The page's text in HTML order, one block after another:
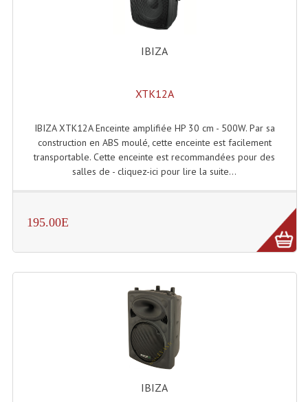
Système De Conférence
Système Visite Guidée
Structures, Pieds, Ponts...
Angles Structure ASD SX290
Angles Structure ASD SZ 290
Angles Structure Duo290
Angles Structure QUATRO290
IBIZA
XTK12A
IBIZA XTK12A Enceinte amplifiée HP 30 cm - 500W. Par sa
construction en ABS moulé, cette enceinte est facilement
transportable. Cette enceinte est recommandées pour des
salles de - cliquez-ici pour lire la suite...
195.00E
IBIZA